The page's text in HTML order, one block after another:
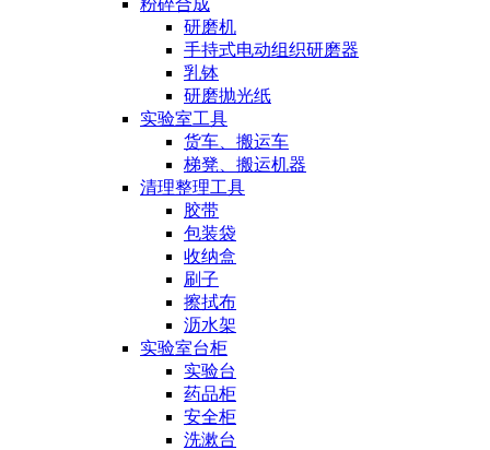
研磨机
手持式电动组织研磨器
乳钵
研磨抛光纸
实验室工具
货车、搬运车
梯凳、搬运机器
清理整理工具
胶带
包装袋
收纳盒
刷子
擦拭布
沥水架
实验室台柜
实验台
药品柜
安全柜
洗漱台